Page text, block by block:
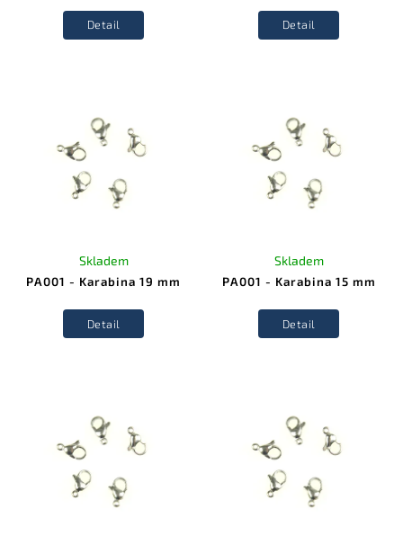
Detail Detail
PA001 - Karabina 19 mm
Skladem
Detail
PA001 - Karabina 15 mm
Skladem
Detail